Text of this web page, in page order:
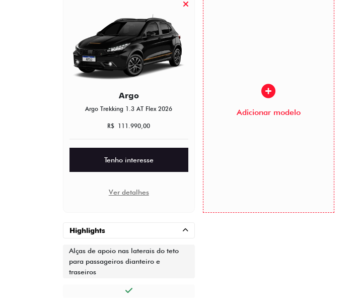
Argo
Argo Trekking 1.3 AT Flex 2026
R$ 111.990,00
Tenho interesse
Ver detalhes
Adicionar modelo
Highlights
Alças de apoio nas laterais do teto
para passageiros dianteiro e
traseiros